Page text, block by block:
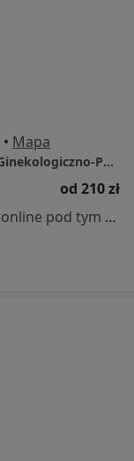
• Mapa
"Synergia" Specjalistyczna Poradnia Ginekologiczno-Położnicza EWA NOWAK
od 210 zł
Specjalista nie oferuje umawiania online pod tym adresem.